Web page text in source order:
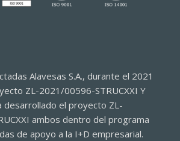
Alavesas S.A., durante el 2021
ZL-2021/00596-STRUCXXI Y
desarrollado el proyecto ZL-
ambos dentro del programa
de apoyo a la I+D empresarial.